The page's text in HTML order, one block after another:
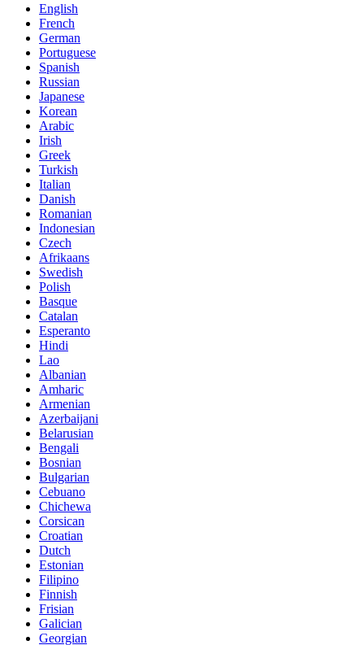
English
French
German
Portuguese
Spanish
Russian
Japanese
Korean
Arabic
Irish
Greek
Turkish
Italian
Danish
Romanian
Indonesian
Czech
Afrikaans
Swedish
Polish
Basque
Catalan
Esperanto
Hindi
Lao
Albanian
Amharic
Armenian
Azerbaijani
Belarusian
Bengali
Bosnian
Bulgarian
Cebuano
Chichewa
Corsican
Croatian
Dutch
Estonian
Filipino
Finnish
Frisian
Galician
Georgian